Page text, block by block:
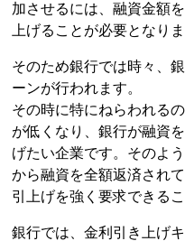
加させるには、融資金額
上げることが必要となりま
そのため銀行では時々、
ーンが行われます。
その時に特にねらわれる
が低くなり、銀行が融資
げたい企業です。そのよ
から融資を全額返済され
引上げを強く要求できる
銀行では、金利引き上げ